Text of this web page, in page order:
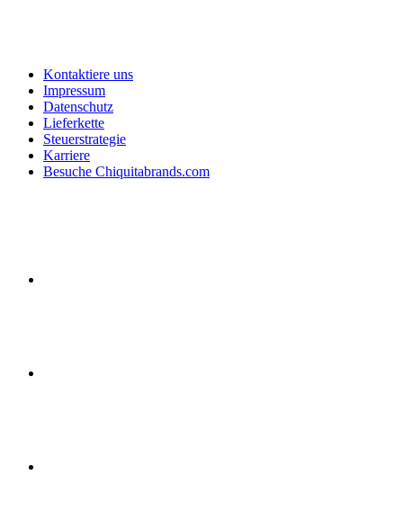
Kontaktiere uns
Impressum
Datenschutz
Lieferkette
Steuerstrategie
Karriere
Besuche Chiquitabrands.com